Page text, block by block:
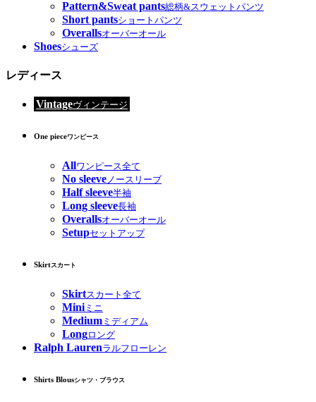
Pattern&Sweat pants総柄&スウェットパンツ
Short pantsショートパンツ
Overallsオーバーオール
Shoesシューズ
レディース
Vintageヴィンテージ
One pieceワンピース
Allワンピース全て
No sleeveノースリーブ
Half sleeve半袖
Long sleeve長袖
Overallsオーバーオール
Setupセットアップ
Skirtスカート
Skirtスカート全て
Miniミニ
Medium ミディアム
Longロング
Ralph Laurenラルフローレン
Shirts Blousシャツ・ブラウス